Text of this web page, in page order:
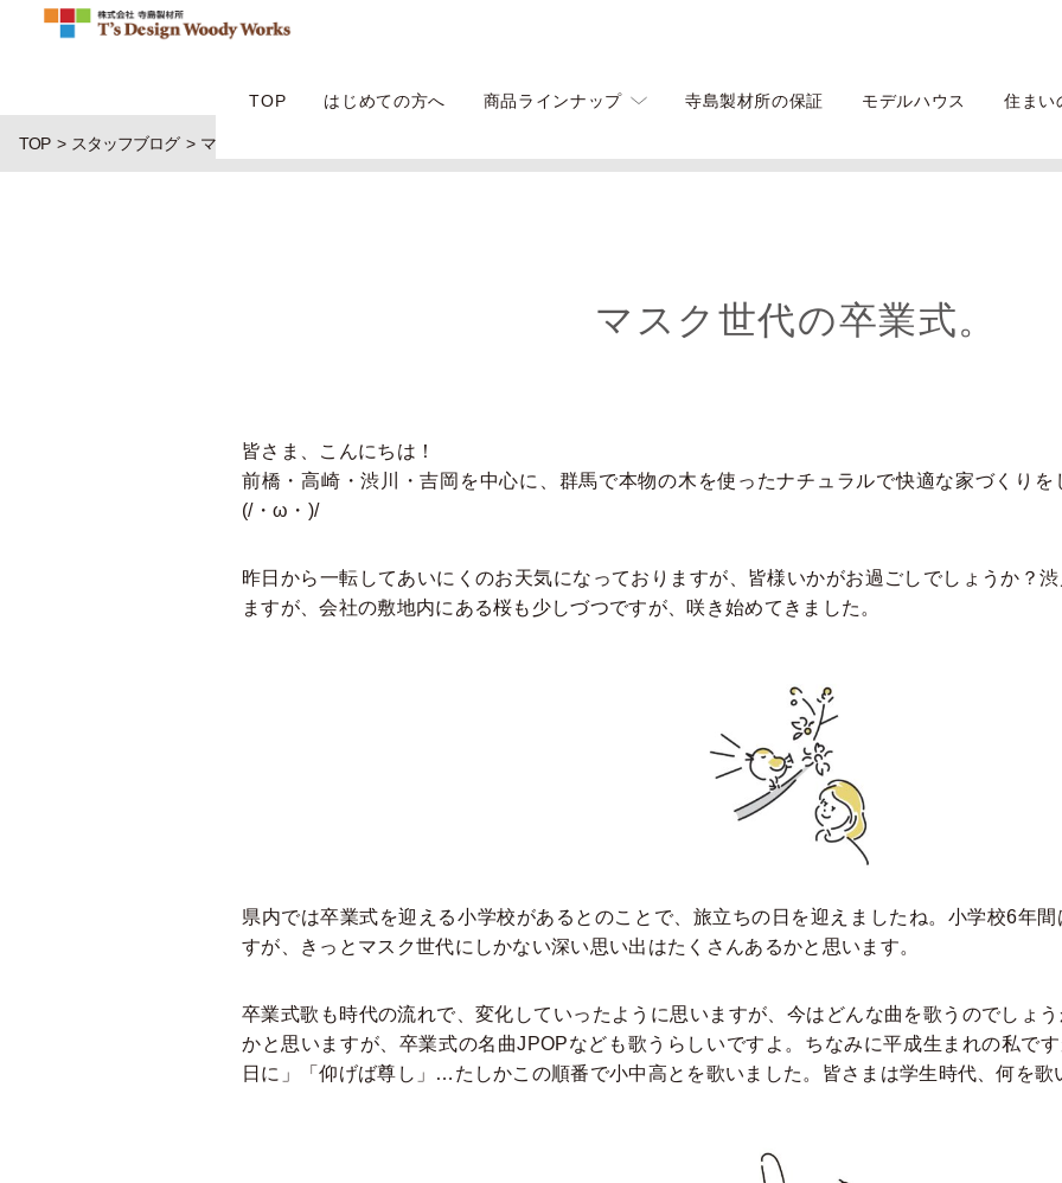
TOP はじめての方へ 商品ラインナップ 寺島製材所の保証 モデルハウス 住まい
TOP スタッフブログ マスク世代の卒業式。
マスク世代の卒業式。
皆さま、こんにちは！
前橋・高崎・渋川・吉岡を中心に、群馬で本物の木を使ったナチュラルで快適な家づくり
(/・ω・)/
昨日から一転してあいにくのお天気になっておりますが、皆様いかがお過ごしでしょうか？
ますが、会社の敷地内にある桜も少しづつですが、咲き始めてきました。
県内では卒業式を迎える小学校があるとのことで、旅立ちの日を迎えましたね。小学校6年
すが、きっとマスク世代にしかない深い思い出はたくさんあるかと思います。
卒業式歌も時代の流れで、変化していったように思いますが、今はどんな曲を歌うのでしょ
かと思いますが、卒業式の名曲JPOPなども歌うらしいですよ。ちなみに平成生まれの私で
日に」「仰げば尊し」…たしかこの順番で小中高とを歌いました。皆さまは学生時代、何を歌